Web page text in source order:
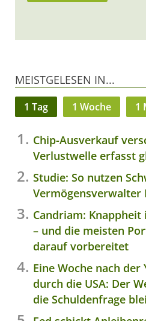
MEISTGELESEN IN...
1 Tag 1 Woche 1
Chip-Ausverkauf
Verlustwelle erfasst
Studie: So nutzen
Vermögensverwalter
Candriam:
– und die meisten
darauf vorbereitet
Eine Woche nach
durch die USA: Der
die Schuldenfrage